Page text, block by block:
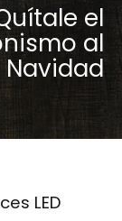
el
al
LED